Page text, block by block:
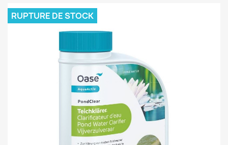
RUPTURE DE STOCK